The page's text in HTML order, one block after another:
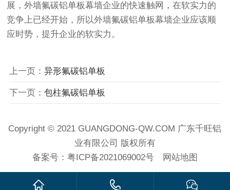
展，外墙氟碳铝单板幕墙企业的快速触网，在软实力的
竞争上已经开始，所以外墙氟碳铝单板幕墙企业应该顺
应时势，提升企业的软实力。
上一页： 异形氟碳铝单板
下一页： 包柱氟碳铝单板
Copyright © 2021 GUANGDONG-QW.COM 广东千旺铝
业有限公司 版权所有
备案号： 粤ICP备2021069002号 网站地图